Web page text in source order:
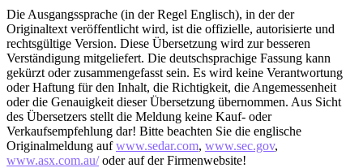
Die Ausgangssprache (in der Regel Englisch), in der der
Originaltext veröffentlicht wird, ist die offizielle, autorisierte und
rechtsgültige Version. Diese Übersetzung wird zur besseren
Verständigung mitgeliefert. Die deutschsprachige Fassung kann
gekürzt oder zusammengefasst sein. Es wird keine Verantwortung
oder Haftung für den Inhalt, die Richtigkeit, die Angemessenheit
oder die Genauigkeit dieser Übersetzung übernommen. Aus Sicht
des Übersetzers stellt die Meldung keine Kauf- oder
Verkaufsempfehlung dar! Bitte beachten Sie die englische
Originalmeldung aufwww.sedar.com, www.sec.gov,
www.asx.com.au/oder auf der Firmenwebsite!